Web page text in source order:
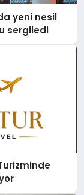
yeni nesil
sergiledi